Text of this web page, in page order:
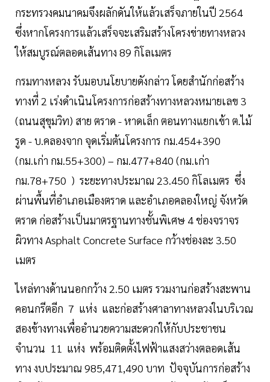
กระทรวงคมนาคมจึงผลักดันให้แล้วเสร็จภายในปี 2564
ซึ่งหากโครงการแล้วเสร็จจะเสริมสร้างโครงข่ายทางหลวง
ให้สมบูรณ์ตลอดเส้นทาง 89 กิโลเมตร
กรมทางหลวง รับมอบนโยบายดังกล่าว โดยสำนักก่อสร้าง
ทางที่ 2 เร่งดำเนินโครงการก่อสร้างทางหลวงหมายเลข 3
(ถนนสุขุมวิท) สาย ตราด - หาดเล็ก ตอนทางแยกเข้า ต.ไม้
รูด - บ.คลองจาก จุดเริ่มต้นโครงการ กม.454+390
(กม.เก่า กม.55+300) – กม.477+840 (กม.เก่า
กม.78+750 ) ระยะทางประมาณ 23.450 กิโลเมตร ซึ่ง
ผ่านพื้นที่อำเภอเมืองตราด และอำเภอคลองใหญ่ จังหวัด
ตราด ก่อสร้างเป็นมาตรฐานทางชั้นพิเศษ 4 ช่องจราจร
ผิวทาง Asphalt Concrete Surface กว้างช่องละ 3.50
เมตร
ไหล่ทางด้านนอกกว้าง 2.50 เมตร รวมงานก่อสร้างสะพาน
คอนกรีตอีก 7 แห่ง และก่อสร้างศาลาทางหลวงในบริเวณ
สองข้างทางเพื่ออำนวยความสะดวกให้กับประชาชน
จำนวน 11 แห่ง พร้อมติดตั้งไฟฟ้าแสงสว่างตลอดเส้น
ทาง งบประมาณ 985,471,490 บาท ปัจจุบันการก่อสร้าง